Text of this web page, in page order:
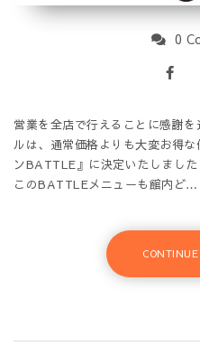
0
営業を全店で行えることに感謝
ルは、通常価格よりも大変お得
ンBATTLE』に決定いたしました
このBATTLEメニューも館内ど…
CONTINUE